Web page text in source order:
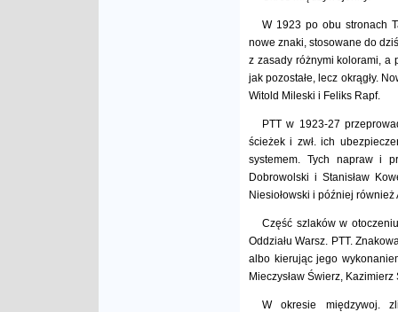
W 1923 po obu stronach
nowe znaki, stosowane do
z zasady różnymi kolorami, a
jak pozostałe, lecz okrągły.
Witold Mileski i Feliks Rapf.
PTT w 1923-27
ścieżek i zwł. ich
systemem. Tych napraw i
Dobrowolski i Stanisław
Niesiołowski i później
Część szlaków w
Oddziału Warsz. PTT.
albo kierując jego
Mieczysław Świerz,
W okresie międzywoj.